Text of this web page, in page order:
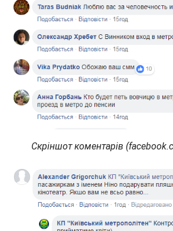
Скріншот коментарів